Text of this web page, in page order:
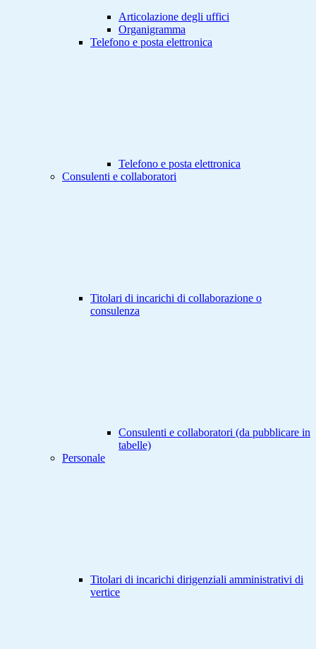
Articolazione degli uffici
Organigramma
Telefono e posta elettronica
Telefono e posta elettronica
Consulenti e collaboratori
Titolari di incarichi di collaborazione o
consulenza
Consulenti e collaboratori (da pubblicare in
tabelle)
Personale
Titolari di incarichi dirigenziali amministrativi di
vertice